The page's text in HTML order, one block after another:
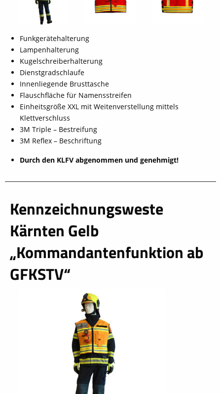
Funkgerätehalterung
Lampenhalterung
Kugelschreiberhalterung
Dienstgradschlaufe
Innenliegende Brusttasche
Flauschfläche für Namensstreifen
Einheitsgröße XXL mit Weitenverstellung mittels
Klettverschluss
3M Triple – Bestreifung
3M Reflex – Beschriftung
Durch den KLFV abgenommen und genehmigt!
schließen
Kennzeichnungsweste
Kärnten Gelb
„Kommandantenfunktion ab
GFKSTV“